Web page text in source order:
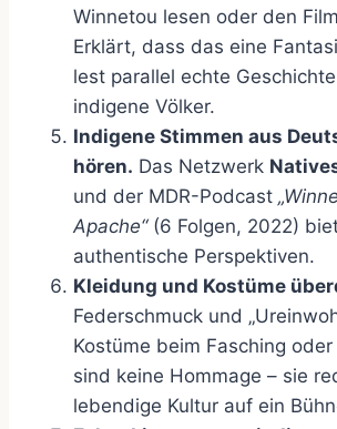
Winnetou lesen oder den
Erklärt, dass das eine
lest parallel echte
indigene Völker.
Indigene Stimmen aus
hören. Das Netzwerk
und der MDR-Podcast
Apache“(6 Folgen, 2022)
authentische Perspektiven.
Kleidung und Kostüme
Federschmuck und
Kostüme beim Fasching
sind keine Hommage – sie
lebendige Kultur auf ein